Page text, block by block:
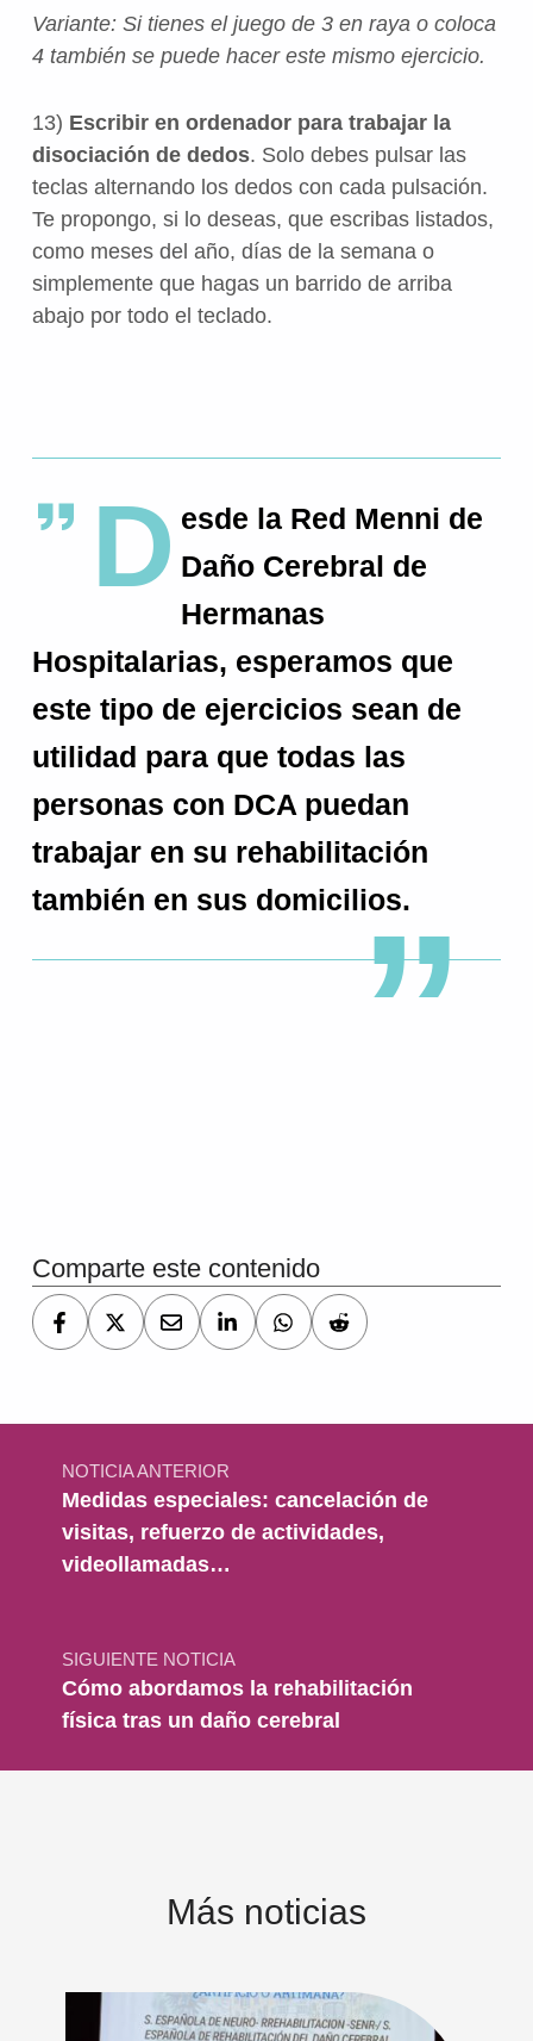
Variante: Si tienes el juego de 3 en raya o coloca
4 también se puede hacer este mismo ejercicio.
13) Escribir en ordenador para trabajar la
disociación de dedos. Solo debes pulsar las
teclas alternando los dedos con cada pulsación.
Te propongo, si lo deseas, que escribas listados,
como meses del año, días de la semana o
simplemente que hagas un barrido de arriba
abajo por todo el teclado.
D esde la Red Menni de
Daño Cerebral de
Hermanas
Hospitalarias, esperamos que
este tipo de ejercicios sean de
utilidad para que todas las
personas con DCA puedan
trabajar en su rehabilitación
también en sus domicilios.
Comparte este contenido
Navegación de entradas
NOTICIA ANTERIOR
Medidas especiales: cancelación de
visitas, refuerzo de actividades,
videollamadas…
SIGUIENTE NOTICIA
Cómo abordamos la rehabilitación
física tras un daño cerebral
Más noticias